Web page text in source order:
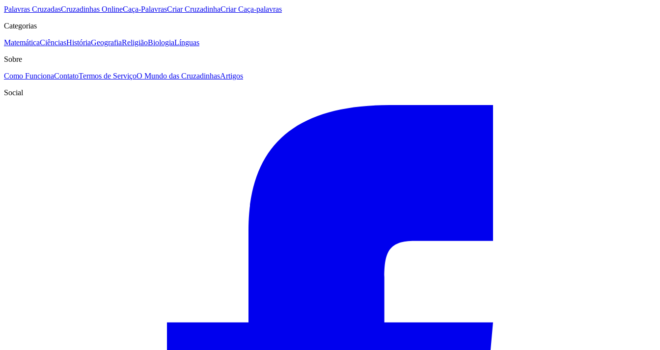
Palavras CruzadasCruzadinhas OnlineCaça-PalavrasCriar CruzadinhaCriar Caça-palavras
Categorias
MatemáticaCiênciasHistóriaGeografiaReligiãoBiologiaLínguas
Sobre
Como FuncionaContatoTermos de ServiçoO Mundo das CruzadinhasArtigos
Social